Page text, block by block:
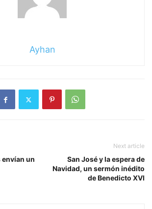
Ayhan
envían un
Next article
San José y la espera de
Navidad, un sermón inédito
de Benedicto XVI